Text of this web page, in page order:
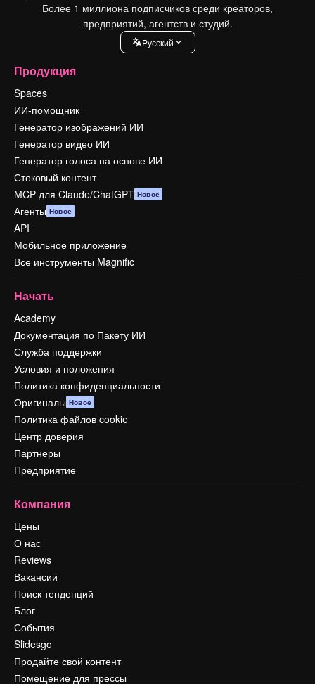
Более 1 миллиона подписчиков среди креаторов,
предприятий, агентств и студий.
Pусский
Продукция
Spaces
ИИ-помощник
Генератор изображений ИИ
Генератор видео ИИ
Генератор голоса на основе ИИ
Стоковый контент
MCP для Claude/ChatGPT Новое
Агенты Новое
API
Мобильное приложение
Все инструменты Magnific
Начать
Academy
Документация по Пакету ИИ
Служба поддержки
Условия и положения
Политика конфиденциальности
Оригиналы Новое
Политика файлов cookie
Центр доверия
Партнеры
Предприятие
Компания
Цены
О нас
Reviews
Вакансии
Поиск тенденций
Блог
События
Slidesgo
Продайте свой контент
Помещение для прессы